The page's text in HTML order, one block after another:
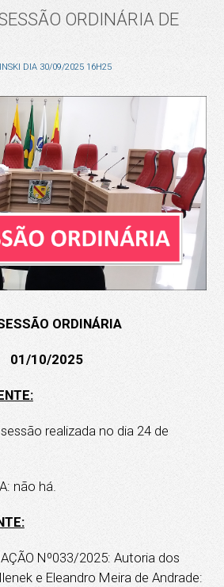
ORDINÁRIA DE
DIA 30/09/2025 16H25
ORDINÁRIA
01/10/2025
realizada no dia 24 de
não há.
Nº033/2025: Autoria dos
e Eleandro Meira de Andrade: